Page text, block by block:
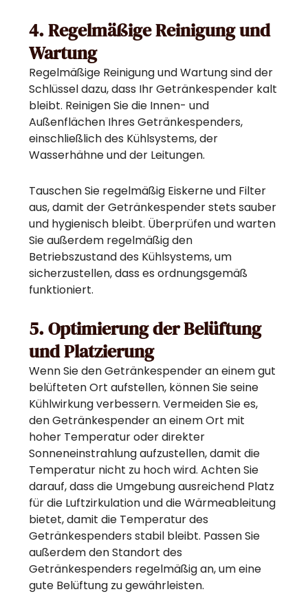
4. Regelmäßige Reinigung und
Wartung
Regelmäßige Reinigung und Wartung sind der
Schlüssel dazu, dass Ihr Getränkespender kalt
bleibt. Reinigen Sie die Innen- und
Außenflächen Ihres Getränkespenders,
einschließlich des Kühlsystems, der
Wasserhähne und der Leitungen.
Tauschen Sie regelmäßig Eiskerne und Filter
aus, damit der Getränkespender stets sauber
und hygienisch bleibt. Überprüfen und warten
Sie außerdem regelmäßig den
Betriebszustand des Kühlsystems, um
sicherzustellen, dass es ordnungsgemäß
funktioniert.
5. Optimierung der Belüftung
und Platzierung
Wenn Sie den Getränkespender an einem gut
belüfteten Ort aufstellen, können Sie seine
Kühlwirkung verbessern. Vermeiden Sie es,
den Getränkespender an einem Ort mit
hoher Temperatur oder direkter
Sonneneinstrahlung aufzustellen, damit die
Temperatur nicht zu hoch wird. Achten Sie
darauf, dass die Umgebung ausreichend Platz
für die Luftzirkulation und die Wärmeableitung
bietet, damit die Temperatur des
Getränkespenders stabil bleibt. Passen Sie
außerdem den Standort des
Getränkespenders regelmäßig an, um eine
gute Belüftung zu gewährleisten.